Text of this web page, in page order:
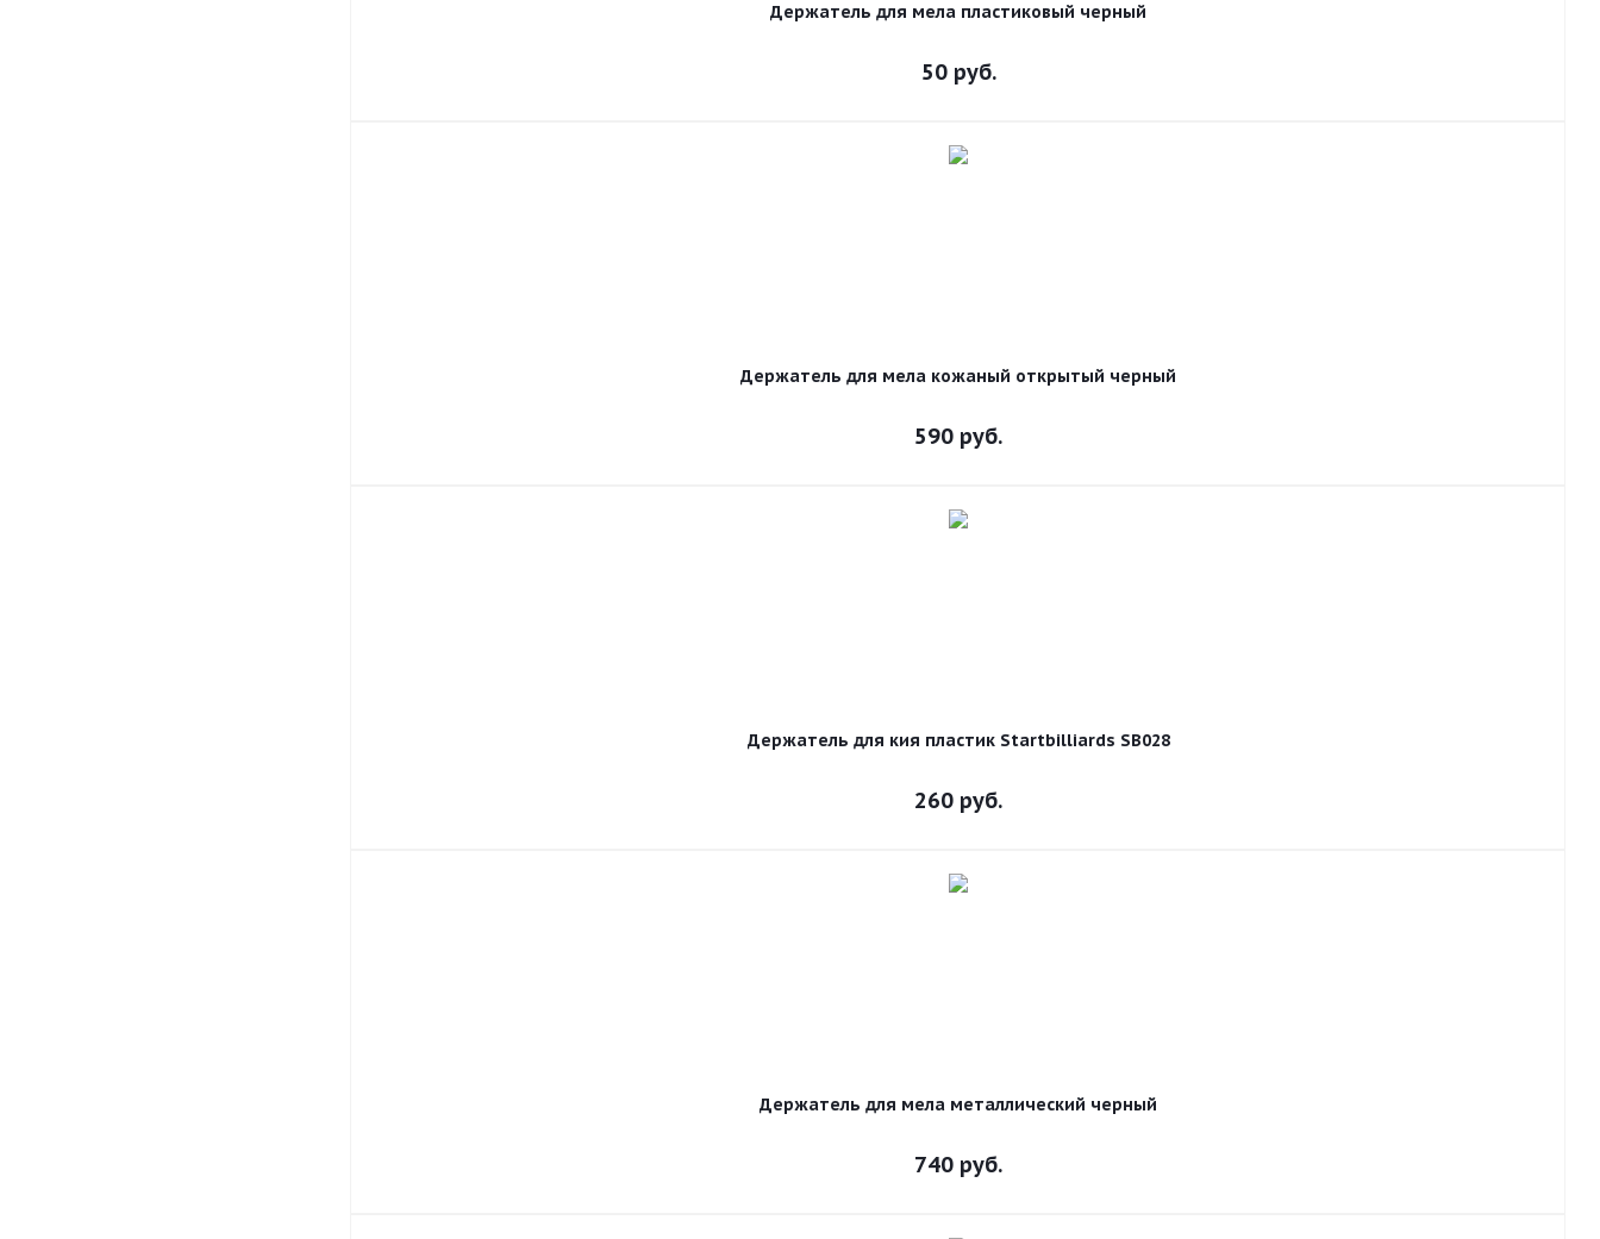
Держатель для мела пластиковый черный
50руб.
Держатель для мела кожаный открытый черный
590 руб.
Держатель для кия пластик Startbilliards SB028
260 руб.
Держатель для мела металлический черный
740 руб.